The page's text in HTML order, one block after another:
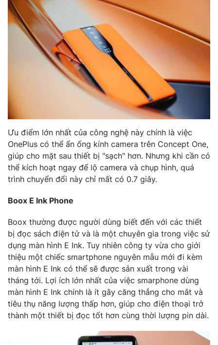
Ưu điểm lớn nhất của công nghệ này chính là việc
OnePlus có thể ẩn ống kính camera trên Concept One,
giúp cho mặt sau thiết bị "sạch" hơn. Nhưng khi cần có
thể kích hoạt ngay để lộ camera và chụp hình, quá
trình chuyển đổi này chỉ mất có 0.7 giây.
Boox E Ink Phone
Boox thường được người dùng biết đến với các thiết
bị đọc sách điện tử và là một chuyên gia trong việc sử
dụng màn hình E Ink. Tuy nhiên công ty vừa cho giới
thiệu một chiếc smartphone nguyên mẫu mới đi kèm
màn hình E Ink có thể sẽ được sản xuất trong vài
tháng tới. Lợi ích lớn nhất của việc smarphone dùng
màn hình E Ink chính là ít gây căng thẳng cho mắt và
tiêu thụ năng lượng thấp hơn, giúp cho điện thoại trở
thành một thiết bị đọc tốt hơn cùng thời lượng pin dài.